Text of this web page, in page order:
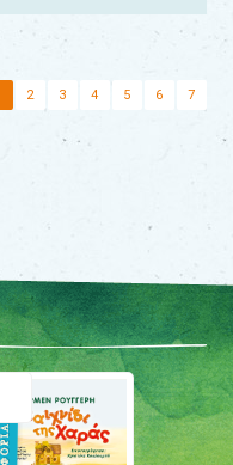
2 3 4 5 6 7